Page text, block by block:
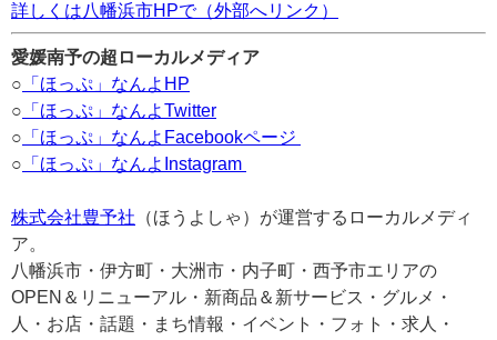
詳しくは八幡浜市HPで（外部へリンク）
愛媛南予の超ローカルメディア
○ 「ほっぷ」なんよHP
○ 「ほっぷ」なんよTwitter
○ 「ほっぷ」なんよFacebookページ
○ 「ほっぷ」なんよInstagram
株式会社豊予社 （ほうよしゃ）が運営するローカルメディ
ア。
八幡浜市・伊方町・大洲市・内子町・西予市エリアの
OPEN＆リニューアル・新商品＆新サービス・グルメ・
人・お店・話題・まち情報・イベント・フォト・求人・